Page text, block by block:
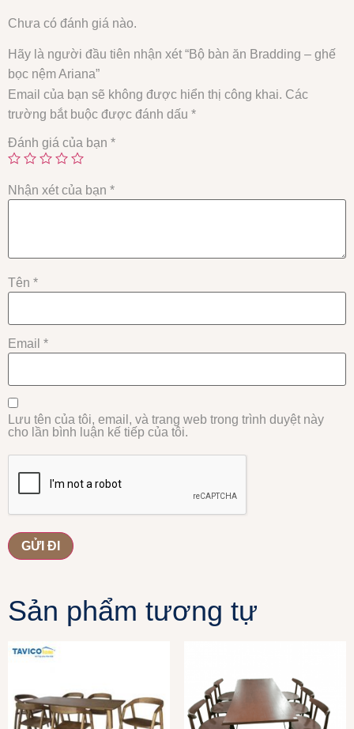
Chưa có đánh giá nào.
Hãy là người đầu tiên nhận xét “Bộ bàn ăn Bradding – ghế
bọc nệm Ariana”
Email của bạn sẽ không được hiển thị công khai. Các
trường bắt buộc được đánh dấu *
Đánh giá của bạn *
Nhận xét của bạn *
Tên *
Email *
Lưu tên của tôi, email, và trang web trong trình duyệt này
cho lần bình luận kế tiếp của tôi.
Sản phẩm tương tự